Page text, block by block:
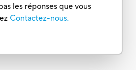
les réponses que vous
Contactez-nous.